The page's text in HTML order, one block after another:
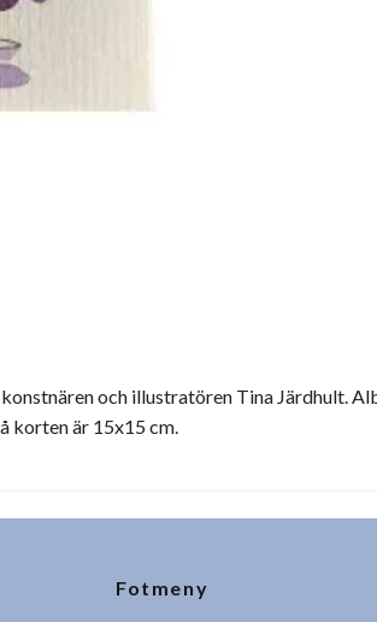
och illustratören Tina Järdhult.
korten är 15x15 cm.
Fotmeny